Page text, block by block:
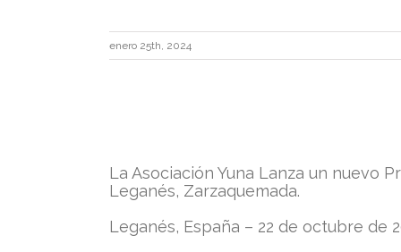
enero 25th, 2024
La Asociación Yuna Lanza un nuevo
Leganés, Zarzaquemada.
Leganés, España – 22 de octubre de